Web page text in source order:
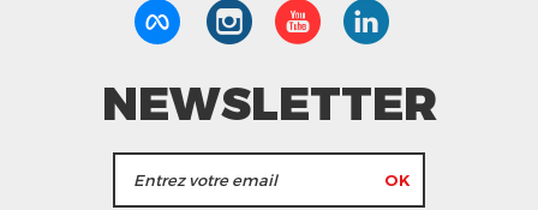
NEWSLETTER